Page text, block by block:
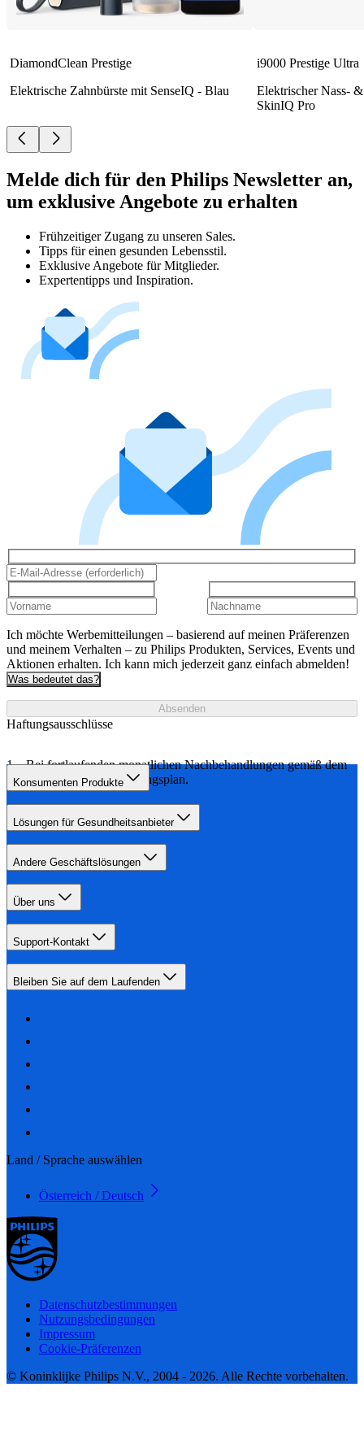
DiamondClean Prestige
Elektrische Zahnbürste mit SenseIQ - Blau
i9000 Prestige Ultra
Elektrischer Nass-
SkinIQ Pro
Melde dich für den Philips Newsletter an,
um exklusive Angebote zu erhalten
Frühzeitiger Zugang zu unseren Sales.
Tipps für einen gesunden Lebensstil.
Exklusive Angebote für Mitglieder.
Expertentipps und Inspiration.
Ich möchte Werbemitteilungen – basierend auf meinen Präferenzen
und meinem Verhalten – zu Philips Produkten, Services, Events und
Aktionen erhalten. Ich kann mich jederzeit ganz einfach abmelden!
Was bedeutet das?
Absenden
Haftungsausschlüsse
Bei fortlaufenden monatlichen Nachbehandlungen gemäß dem
empfohlenen Behandlungsplan.
Konsumenten Produkte
Lösungen für Gesundheitsanbieter
Andere Geschäftslösungen
Über uns
Support-Kontakt
Bleiben Sie auf dem Laufenden
Land / Sprache auswählen
Österreich / Deutsch
Datenschutzbestimmungen
Nutzungsbedingungen
Impressum
Cookie-Präferenzen
© Koninklijke Philips N.V., 2004 - 2026. Alle Rechte vorbehalten.